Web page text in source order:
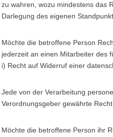
zu wahren, wozu mindestens das
Darlegung des eigenen
Möchte die betroffene Person
jederzeit an einen Mitarbeiter des
i) Recht auf Widerruf einer
Jede von der Verarbeitung
Verordnungsgeber gewährte
Möchte die betroffene Person ihr